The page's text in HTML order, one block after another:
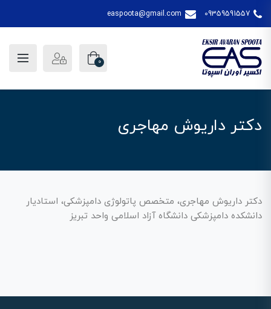
09359591557
easpoota@gmail.com
0
دکتر داریوش مهاجری
دکتر داریوش مهاجری، متخصص پاتولوژی دامپزشکی، استادیار
دانشکده دامپزشکی دانشگاه آزاد اسلامی واحد تبریز